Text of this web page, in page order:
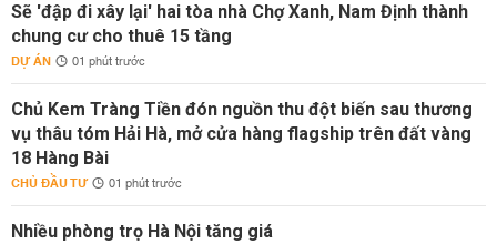
Sẽ 'đập đi xây lại' hai tòa nhà Chợ Xanh, Nam Định thành
chung cư cho thuê 15 tầng
DỰ ÁN 01 phút trước
Chủ Kem Tràng Tiền đón nguồn thu đột biến sau thương
vụ thâu tóm Hải Hà, mở cửa hàng flagship trên đất vàng
18 Hàng Bài
CHỦ ĐẦU TƯ 01 phút trước
Nhiều phòng trọ Hà Nội tăng giá